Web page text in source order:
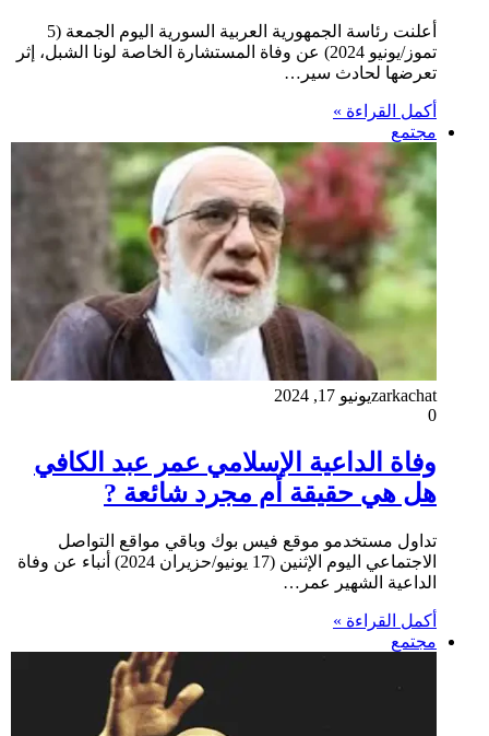
أعلنت رئاسة الجمهورية العربية السورية اليوم الجمعة (5
تموز/يونيو 2024) عن وفاة المستشارة الخاصة لونا الشبل، إثر
تعرضها لحادث سير…
أكمل القراءة »
مجتمع
zarkachatيونيو 17, 2024
0
وفاة الداعية الإسلامي عمر عبد الكافي
هل هي حقيقة أم مجرد شائعة ?
تداول مستخدمو موقع فيس بوك وباقي مواقع التواصل
الاجتماعي اليوم الإثنين (17 يونيو/حزيران 2024) أنباء عن وفاة
الداعية الشهير عمر…
أكمل القراءة »
مجتمع